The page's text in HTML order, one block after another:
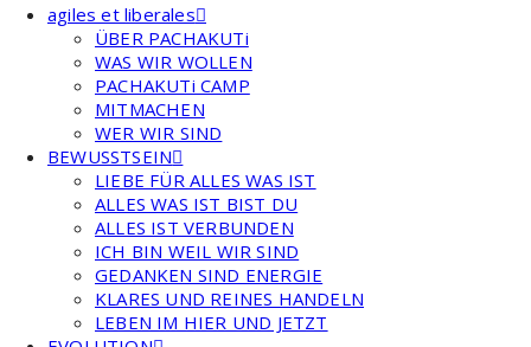
agiles et liberales
ÜBER PACHAKUTi
WAS WIR WOLLEN
PACHAKUTi CAMP
MITMACHEN
WER WIR SIND
BEWUSSTSEIN
LIEBE FÜR ALLES WAS IST
ALLES WAS IST BIST DU
ALLES IST VERBUNDEN
ICH BIN WEIL WIR SIND
GEDANKEN SIND ENERGIE
KLARES UND REINES HANDELN
LEBEN IM HIER UND JETZT